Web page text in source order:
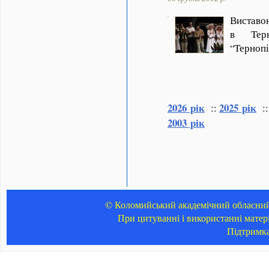
в
2026 рік :: 2025 рік
2003 рік
© Коломийський академічний
При цитуванні і використанні